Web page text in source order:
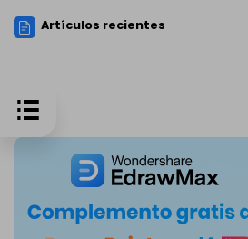
Artículos recientes